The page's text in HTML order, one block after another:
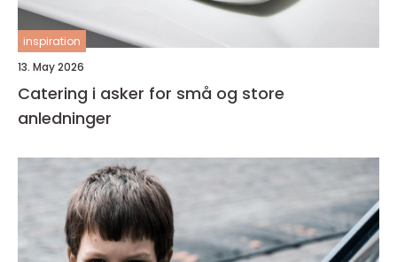
inspiration
13. May 2026
Catering i asker for små og store
anledninger